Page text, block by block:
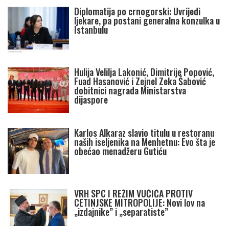
Diplomatija po crnogorski: Uvrijedi
ljekare, pa postani generalna konzulka u
Istanbulu
Hulija Velilja Lakonić, Dimitrije Popović,
Fuad Hasanović i Zejnel Zeka Šabović
dobitnici nagrada Ministarstva
dijaspore
Karlos Alkaraz slavio titulu u restoranu
naših iseljenika na Menhetnu: Evo šta je
obećao menadžeru Gutiću
VRH SPC I REŽIM VUČIĆA PROTIV
CETINJSKE MITROPOLIJE: Novi lov na
„izdajnike” i „separatiste”